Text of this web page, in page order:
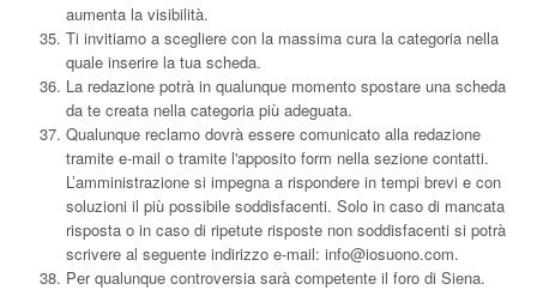
aumenta la visibilità.
Ti invitiamo a scegliere con la massima cura la categoria nella
quale inserire la tua scheda.
La redazione potrà in qualunque momento spostare una scheda
da te creata nella categoria più adeguata.
Qualunque reclamo dovrà essere comunicato alla redazione
tramite e-mail o tramite l'apposito form nella sezione contatti.
L’amministrazione si impegna a rispondere in tempi brevi e con
soluzioni il più possibile soddisfacenti. Solo in caso di mancata
risposta o in caso di ripetute risposte non soddisfacenti si potrà
scrivere al seguente indirizzo e-mail: info@iosuono.com.
Per qualunque controversia sarà competente il foro di Siena.